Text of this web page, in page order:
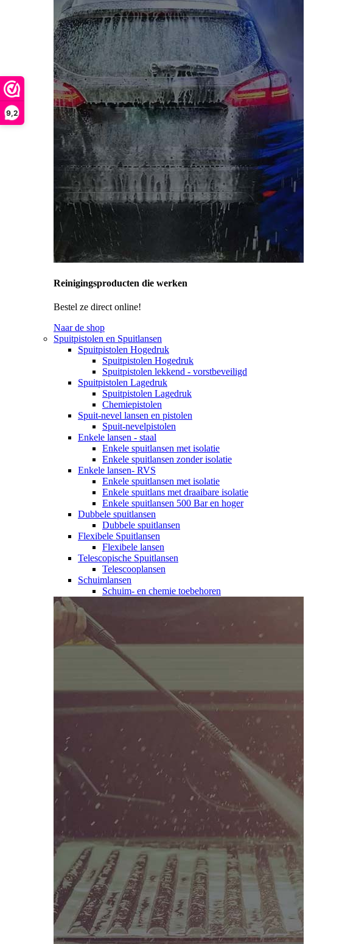
9,2
Reinigingsproducten die werken
Bestel ze direct online!
Naar de shop
Spuitpistolen en Spuitlansen
Spuitpistolen Hogedruk
Spuitpistolen Hogedruk
Spuitpistolen lekkend - vorstbeveiligd
Spuitpistolen Lagedruk
Spuitpistolen Lagedruk
Chemiepistolen
Spuit-nevel lansen en pistolen
Spuit-nevelpistolen
Enkele lansen - staal
Enkele spuitlansen met isolatie
Enkele spuitlansen zonder isolatie
Enkele lansen- RVS
Enkele spuitlansen met isolatie
Enkele spuitlans met draaibare isolatie
Enkele spuitlansen 500 Bar en hoger
Dubbele spuitlansen
Dubbele spuitlansen
Flexibele Spuitlansen
Flexibele lansen
Telescopische Spuitlansen
Telescooplansen
Schuimlansen
Schuim- en chemie toebehoren